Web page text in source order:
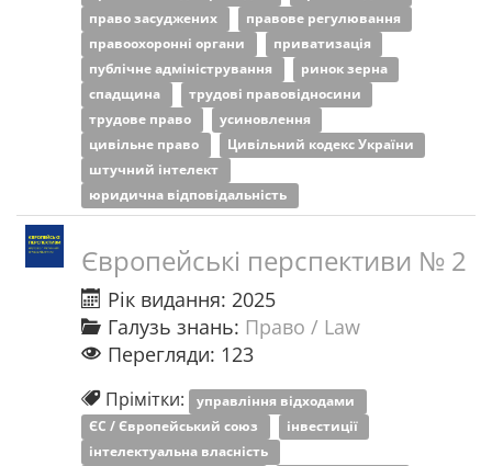
право засуджених
правове регулювання
правоохоронні органи
приватизація
публічне адміністрування
ринок зерна
спадщина
трудові правовідносини
трудове право
усиновлення
цивільне право
Цивільний кодекс України
штучний інтелект
юридична відповідальність
Європейські перспективи № 2
Рік видання: 2025
Галузь знань: Право / Law
Перегляди: 123
Прімітки: управління відходами
ЄС / Європейський союз
інвестиції
інтелектуальна власність